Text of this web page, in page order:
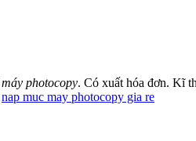
máy photocopy. Có xuất hóa đơn. Kĩ
nap muc may photocopy gia re